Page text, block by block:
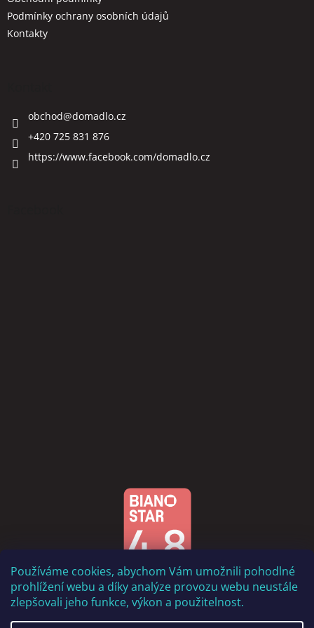
Používáme cookies, abychom Vám umožnili pohodlné
prohlížení webu a díky analýze provozu webu neustále
zlepšovali jeho funkce, výkon a použitelnost.
Podmínky ochrany osobních údajů
Kontakty
obchod@domadlo.cz
+420 725 831 876
https://www.facebook.com/domadlo.cz